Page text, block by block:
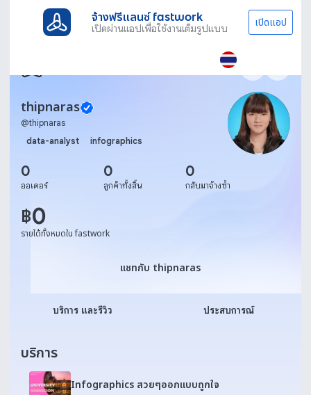
จ้างฟรีแลนซ์ fastwork
เปิดผ่านแอปเพื่อใช้งานเต็มรูปแบบ เปิดแอป
thipnaras
@thipnaras
data-analyst
infographics
0
ออเดอร์
0
ลูกค้าทั้งสิ้น
0
กลับมาจ้างซ้ำ
฿0
รายได้ทั้งหมดใน fastwork
แชทกับ thipnaras
แชทกับ thipnaras
บริการ และรีวิว ประสบการณ์
บริการ
Infographics สวยๆออกแบบถูกใจ